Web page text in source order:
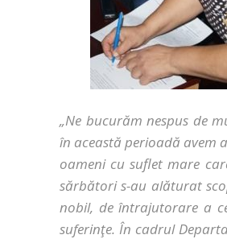
„Ne bucurăm nespus de
în această perioadă avem
oameni cu suflet mare
sărbători s-au alăturat
nobil, de întrajutorare a
suferinţe. În cadrul